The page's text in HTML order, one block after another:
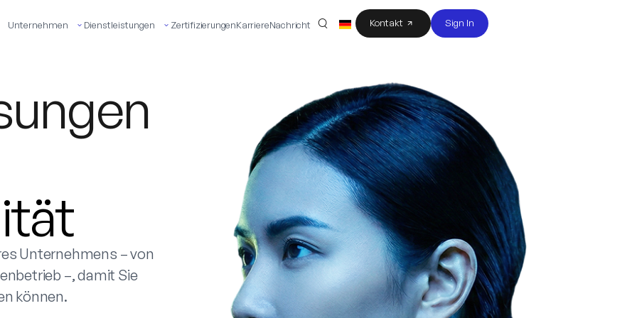
Unternehmen Dienstleistungen ZertifizierungenKarriereNachricht Kontakt Sign In
Unternehmens – von
–, damit Sie
können.